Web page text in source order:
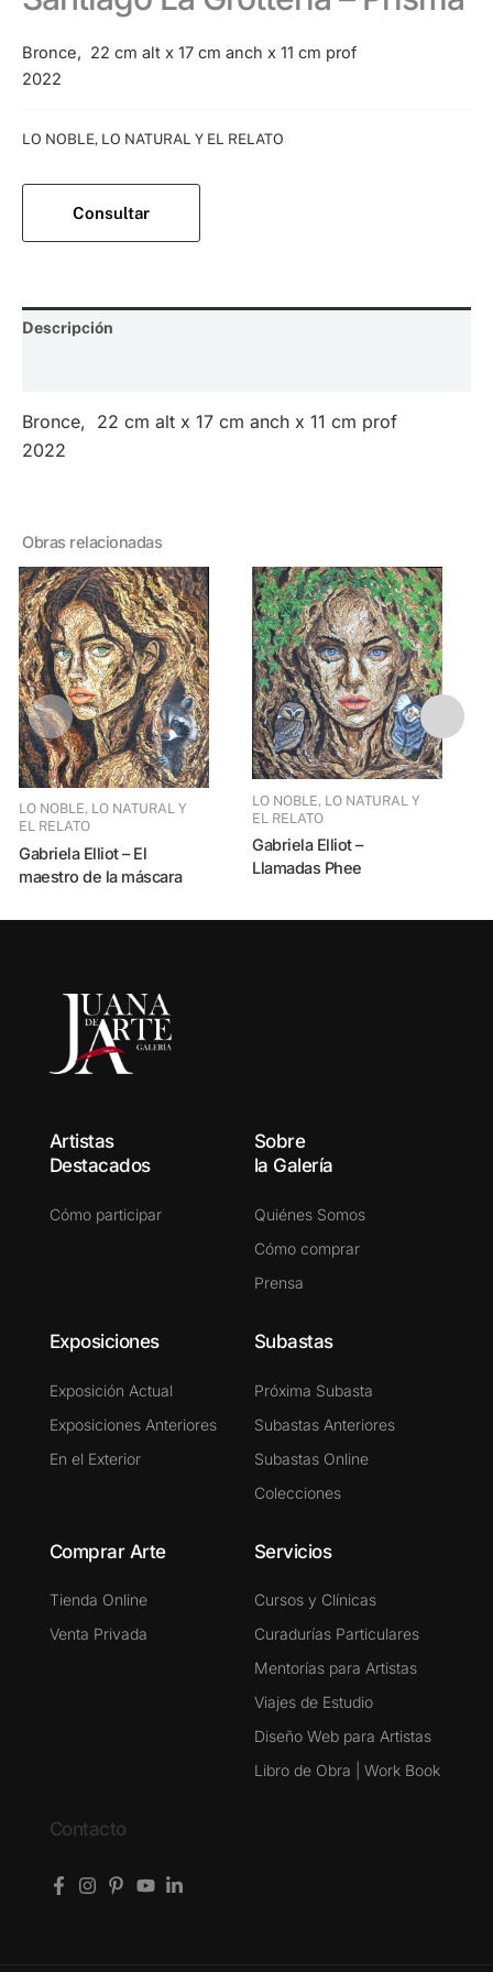
Bronce, 22 cm alt x 17 cm anch x 11 cm prof
2022
LO NOBLE, LO NATURAL Y EL RELATO
Consultar
Descripción
Bronce, 22 cm alt x 17 cm anch x 11 cm prof
2022
Obras relacionadas
LO NOBLE, LO NATURAL Y
EL RELATO
Gabriela Elliot – El
maestro de la máscara
LO NOBLE, LO NATURAL Y
EL RELATO
Gabriela Elliot –
Llamadas Phee
Artistas
Destacados
Cómo participar
Sobre
la Galería
Quiénes Somos
Cómo comprar
Prensa
Exposiciones
Exposición Actual
Exposiciones Anteriores
En el Exterior
Subastas
Próxima Subasta
Subastas Anteriores
Subastas Online
Colecciones
Comprar Arte
Tienda Online
Venta Privada
Servicios
Cursos y Clínicas
Curadurías Particulares
Mentorías para Artistas
Viajes de Estudio
Diseño Web para Artistas
Libro de Obra | Work Book
Contacto